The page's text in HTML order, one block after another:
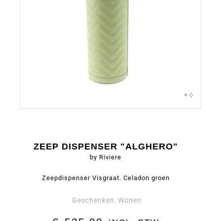
ZEEP DISPENSER "ALGHERO"
by Riviere
Zeepdispenser Visgraat. Celadon groen
Geschenken , Wonen